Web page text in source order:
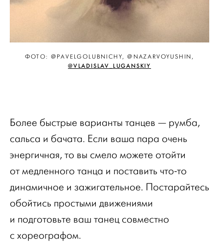
ФОТО: @PAVELGOLUBNICHY, @NAZARVOYUSHIN,
@VLADISLAV_LUGANSKIY
Более быстрые варианты танцев — румба,
сальса и бачата. Если ваша пара очень
энергичная, то вы смело можете отойти
от медленного танца и поставить что-то
динамичное и зажигательное. Постарайтесь
обойтись простыми движениями
и подготовьте ваш танец совместно
с хореографом.